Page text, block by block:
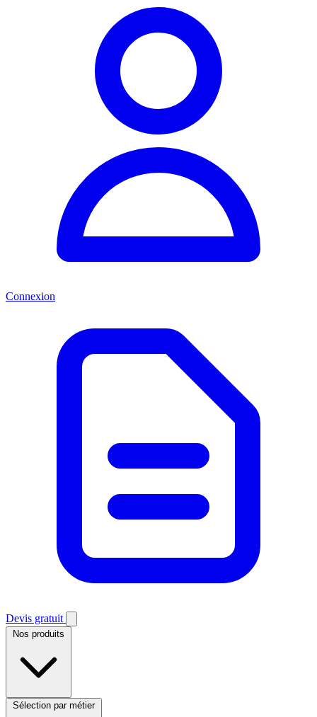
Connexion
Devis gratuit
Nos produits
Sélection par métier